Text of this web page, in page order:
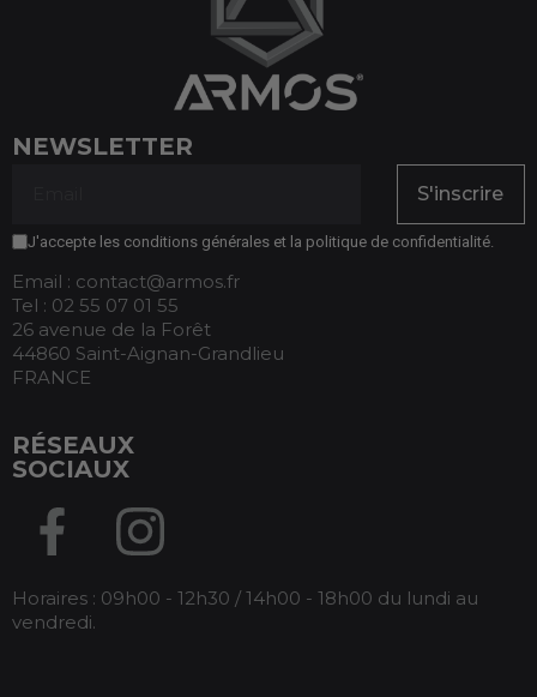
NEWSLETTER
S'inscrire
J'accepte les conditions générales et la politique de confidentialité.
Email : contact@armos.fr
Tel : 02 55 07 01 55
26 avenue de la Forêt
44860 Saint-Aignan-Grandlieu
FRANCE
RÉSEAUX
SOCIAUX
Horaires : 09h00 - 12h30 / 14h00 - 18h00 du lundi au
vendredi.